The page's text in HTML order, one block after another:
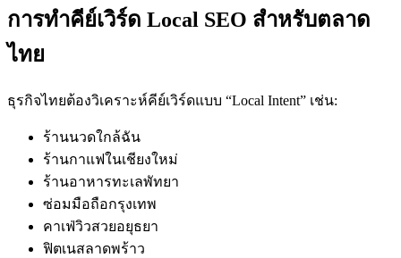
การทำคีย์เวิร์ด Local SEO สำหรับตลาด
ไทย
ธุรกิจไทยต้องวิเคราะห์คีย์เวิร์ดแบบ “Local Intent” เช่น:
ร้านนวดใกล้ฉัน
ร้านกาแฟในเชียงใหม่
ร้านอาหารทะเลพัทยา
ซ่อมมือถือกรุงเทพ
คาเฟ่วิวสวยอยุธยา
ฟิตเนสลาดพร้าว